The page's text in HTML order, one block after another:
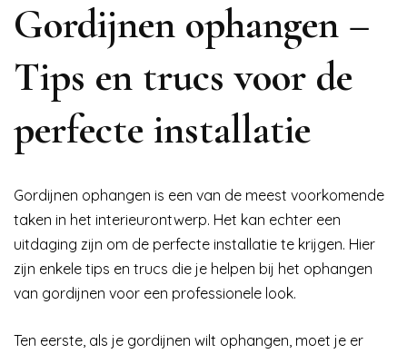
Gordijnen ophangen –
Tips en trucs voor de
perfecte installatie
Gordijnen ophangen is een van de meest voorkomende
taken in het interieurontwerp. Het kan echter een
uitdaging zijn om de perfecte installatie te krijgen. Hier
zijn enkele tips en trucs die je helpen bij het ophangen
van gordijnen voor een professionele look.
Ten eerste, als je gordijnen wilt ophangen, moet je er